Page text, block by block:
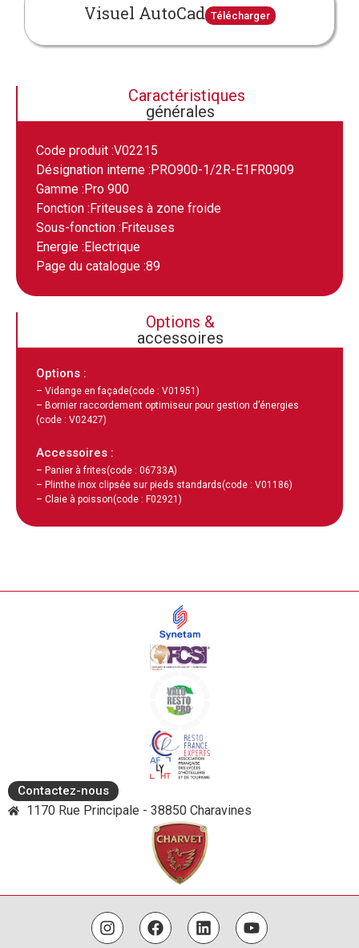
Visuel AutoCad Télécharger
Caractéristiques
générales
Code produit :V02215
Désignation interne :PRO900-1/2R-E1FR0909
Gamme :Pro 900
Fonction :Friteuses à zone froide
Sous-fonction :Friteuses
Energie :Electrique
Page du catalogue :89
Options &
accessoires
Options :
– Vidange en façade(code : V01951)
– Bornier raccordement optimiseur pour gestion d’énergies
(code : V02427)
Accessoires :
– Panier à frites(code : 06733A)
– Plinthe inox clipsée sur pieds standards(code : V01186)
– Claie à poisson(code : F02921)
Contactez-nous
1170 Rue Principale - 38850 Charavines